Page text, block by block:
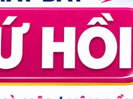
14.499.000đ Xem chi